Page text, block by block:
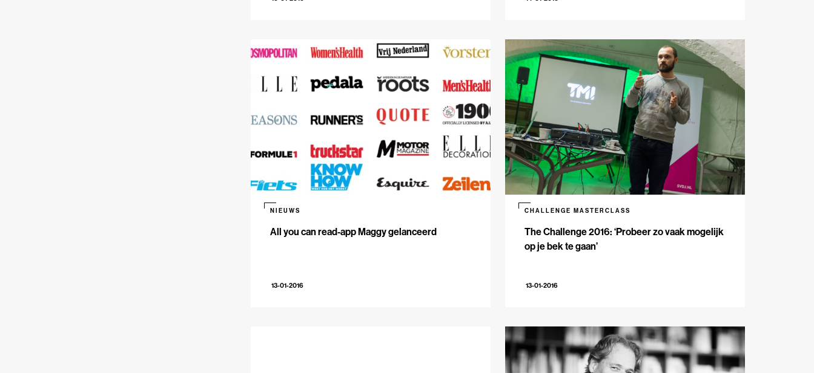
All you can read-app Maggy gelanceerd
NIEUWS
13-01-2016
The Challenge 2016: ‘Probeer zo vaak mogelijk
op je bek te gaan’
CHALLENGE MASTERCLASS
13-01-2016